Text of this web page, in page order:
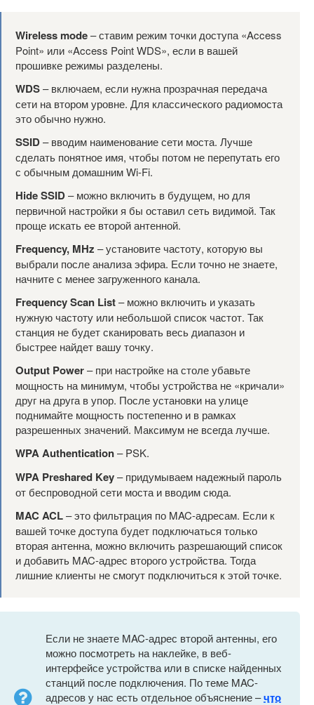
Wireless mode– ставим режим точки доступа «Access
Point» или «Access Point WDS», если в вашей
прошивке режимы разделены.
WDS– включаем, если нужна прозрачная передача
сети на втором уровне. Для классического радиомоста
это обычно нужно.
SSID– вводим наименование сети моста. Лучше
сделать понятное имя, чтобы потом не перепутать его
с обычным домашним Wi-Fi.
Hide SSID– можно включить в будущем, но для
первичной настройки я бы оставил сеть видимой. Так
проще искать ее второй антенной.
Frequency, MHz – установите частоту, которую вы
выбрали после анализа эфира. Если точно не знаете,
начните с менее загруженного канала.
Frequency Scan List– можно включить и указать
нужную частоту или небольшой список частот. Так
станция не будет сканировать весь диапазон и
быстрее найдет вашу точку.
Output Power– при настройке на столе убавьте
мощность на минимум, чтобы устройства не «кричали»
друг на друга в упор. После установки на улице
поднимайте мощность постепенно и в рамках
разрешенных значений. Максимум не всегда лучше.
WPA Authentication– PSK.
WPA Preshared Key– придумываем надежный пароль
от беспроводной сети моста и вводим сюда.
MAC ACL– это фильтрация по MAC-адресам. Если к
вашей точке доступа будет подключаться только
вторая антенна, можно включить разрешающий список
и добавить MAC-адрес второго устройства. Тогда
лишние клиенты не смогут подключиться к этой точке.
Если не знаете MAC-адрес второй антенны, его
можно посмотреть на наклейке, в веб-
интерфейсе устройства или в списке найденных
станций после подключения. По теме MAC-
адресов у нас есть отдельное объяснение –что